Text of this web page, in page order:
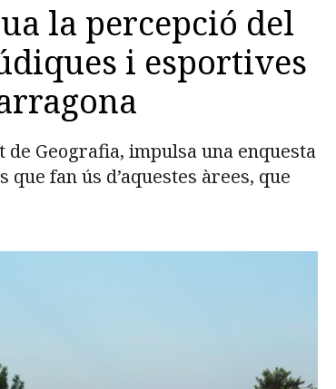
la percepció del
i esportives
Geografia, impulsa una enquesta
fan ús d’aquestes àrees, que